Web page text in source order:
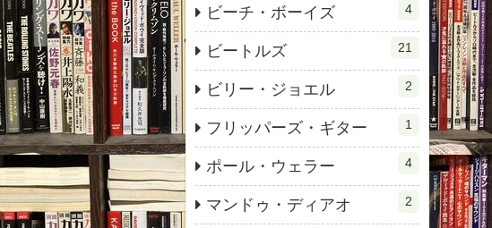
ビーチ・ボーイズ 4
ビートルズ 21
ビリー・ジョエル 2
フリッパーズ・ギター 1
ポール・ウェラー 4
マンドゥ・ディアオ 2